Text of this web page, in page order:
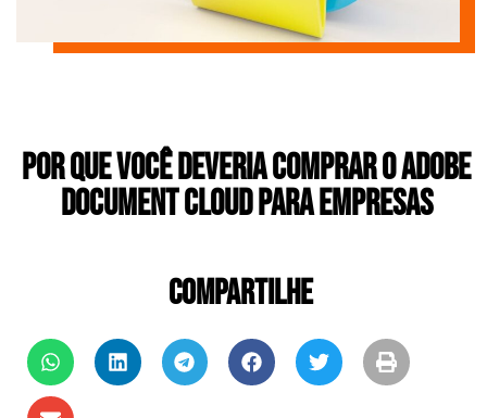
Por que Você Deveria Comprar o Adobe
Document Cloud para Empresas
COMPARTILHE